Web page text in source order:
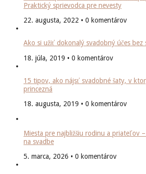
Praktický sprievodca pre nevesty
22. augusta, 2022 • 0 komentárov
Ako si užiť dokonalý svadobný účes
18. júla, 2019 • 0 komentárov
15 tipov, ako nájsť svadobné šaty, v
princezná
18. augusta, 2019 • 0 komentárov
Miesta pre najbližšiu rodinu a priateľov
na svadbe
5. marca, 2026 • 0 komentárov